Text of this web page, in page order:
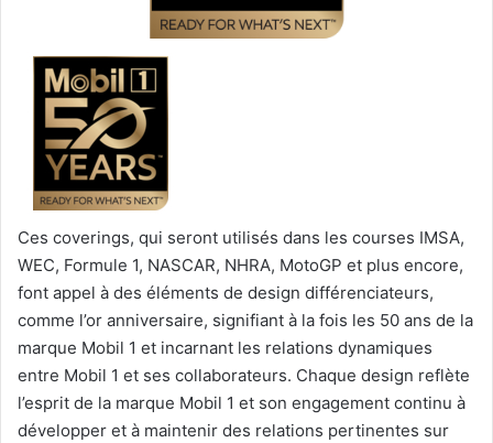
Ces coverings, qui seront utilisés dans les courses IMSA,
WEC, Formule 1, NASCAR, NHRA, MotoGP et plus encore,
font appel à des éléments de design différenciateurs,
comme l’or anniversaire, signifiant à la fois les 50 ans de la
marque Mobil 1 et incarnant les relations dynamiques
entre Mobil 1 et ses collaborateurs. Chaque design reflète
l’esprit de la marque Mobil 1 et son engagement continu à
développer et à maintenir des relations pertinentes sur